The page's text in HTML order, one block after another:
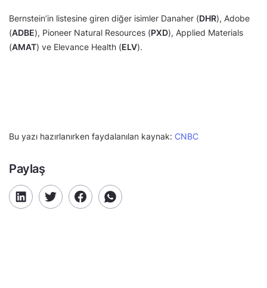
Bernstein’in listesine giren diğer isimler Danaher (DHR), Adobe
(ADBE), Pioneer Natural Resources (PXD), Applied Materials
(AMAT) ve Elevance Health (ELV).
Bu yazı hazırlanırken faydalanılan kaynak: CNBC
Paylaş